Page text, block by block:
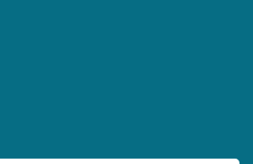
informāciju!